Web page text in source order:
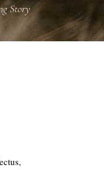
Story